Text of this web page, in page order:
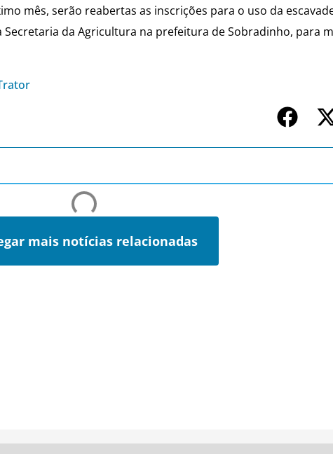
mês, serão reabertas as inscrições para o uso da
da Agricultura na prefeitura de Sobradinho, para
mais notícias relacionadas